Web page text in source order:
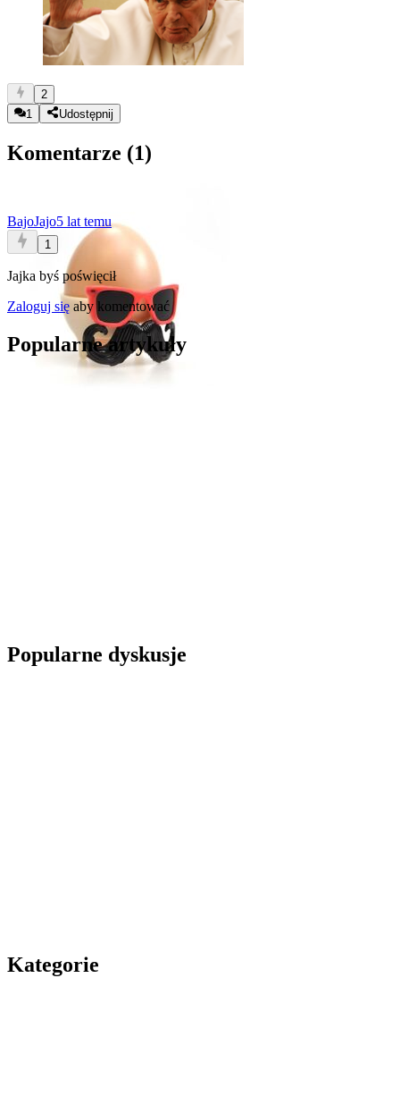
2
1
Udostępnij
Komentarze (1)
BajoJajo5 lat temu
1
Jajka byś poświęcił
Zaloguj się aby komentować
Popularne artykuły
Popularne dyskusje
Kategorie